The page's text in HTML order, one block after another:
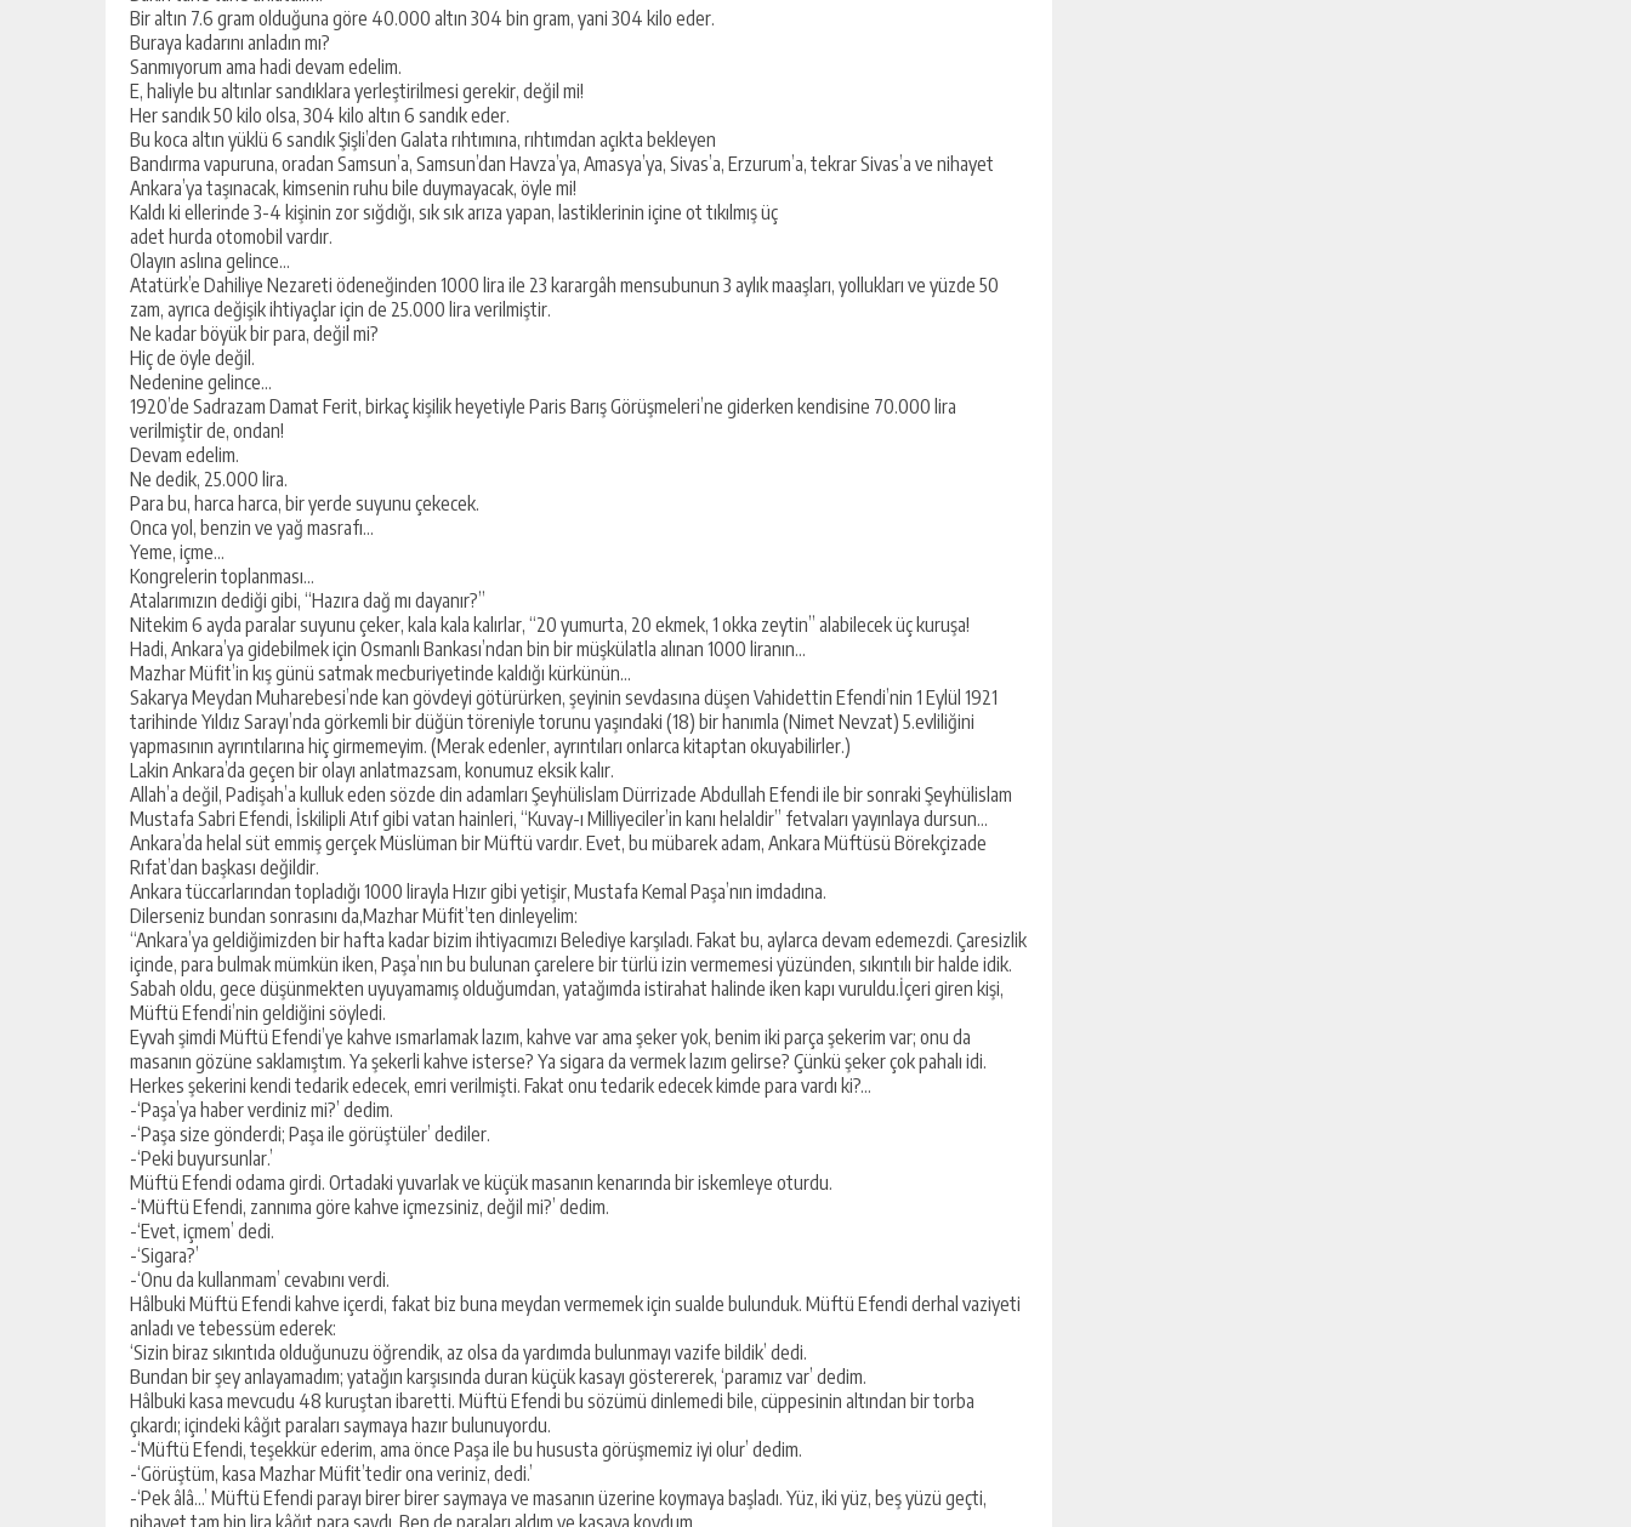
Bir altın 7.6 gram olduğuna göre 40.000 altın 304 bin gram, yani 304 kilo eder.
Buraya kadarını anladın mı?
Sanmıyorum ama hadi devam edelim.
E, haliyle bu altınlar sandıklara yerleştirilmesi gerekir, değil mi!
Her sandık 50 kilo olsa, 304 kilo altın 6 sandık eder.
Bu koca altın yüklü 6 sandık Şişli’den Galata rıhtımına, rıhtımdan açıkta bekleyen
Bandırma vapuruna, oradan Samsun’a, Samsun’dan Havza’ya, Amasya’ya, Sivas’a, Erzurum’a, tekrar Sivas’a ve nihayet
Ankara’ya taşınacak, kimsenin ruhu bile duymayacak, öyle mi!
Kaldı ki ellerinde 3-4 kişinin zor sığdığı, sık sık arıza yapan, lastiklerinin içine ot tıkılmış üç
adet hurda otomobil vardır.
Olayın aslına gelince…
Atatürk’e Dahiliye Nezareti ödeneğinden 1000 lira ile 23 karargâh mensubunun 3 aylık maaşları, yollukları ve yüzde 50
zam, ayrıca değişik ihtiyaçlar için de 25.000 lira verilmiştir.
Ne kadar böyük bir para, değil mi?
Hiç de öyle değil.
Nedenine gelince…
1920’de Sadrazam Damat Ferit, birkaç kişilik heyetiyle Paris Barış Görüşmeleri’ne giderken kendisine 70.000 lira
verilmiştir de, ondan!
Devam edelim.
Ne dedik, 25.000 lira.
Para bu, harca harca, bir yerde suyunu çekecek.
Onca yol, benzin ve yağ masrafı…
Yeme, içme…
Kongrelerin toplanması…
Atalarımızın dediği gibi, “Hazıra dağ mı dayanır?”
Nitekim 6 ayda paralar suyunu çeker, kala kala kalırlar, “20 yumurta, 20 ekmek, 1 okka zeytin” alabilecek üç kuruşa!
Hadi, Ankara’ya gidebilmek için Osmanlı Bankası’ndan bin bir müşkülatla alınan 1000 liranın…
Mazhar Müfit’in kış günü satmak mecburiyetinde kaldığı kürkünün…
Sakarya Meydan Muharebesi’nde kan gövdeyi götürürken, şeyinin sevdasına düşen Vahidettin Efendi’nin 1 Eylül 1921
tarihinde Yıldız Sarayı’nda görkemli bir düğün töreniyle torunu yaşındaki (18) bir hanımla (Nimet Nevzat) 5.evliliğini
yapmasının ayrıntılarına hiç girmemeyim. (Merak edenler, ayrıntıları onlarca kitaptan okuyabilirler.)
Lakin Ankara’da geçen bir olayı anlatmazsam, konumuz eksik kalır.
Allah’a değil, Padişah’a kulluk eden sözde din adamları Şeyhülislam Dürrizade Abdullah Efendi ile bir sonraki Şeyhülislam
Mustafa Sabri Efendi, İskilipli Atıf gibi vatan hainleri, “Kuvay-ı Milliyeciler’in kanı helaldir” fetvaları yayınlaya dursun…
Ankara’da helal süt emmiş gerçek Müslüman bir Müftü vardır. Evet, bu mübarek adam, Ankara Müftüsü Börekçizade
Rıfat’dan başkası değildir.
Ankara tüccarlarından topladığı 1000 lirayla Hızır gibi yetişir, Mustafa Kemal Paşa’nın imdadına.
Dilerseniz bundan sonrasını da,Mazhar Müfit’ten dinleyelim:
“Ankara’ya geldiğimizden bir hafta kadar bizim ihtiyacımızı Belediye karşıladı. Fakat bu, aylarca devam edemezdi. Çaresizlik
içinde, para bulmak mümkün iken, Paşa’nın bu bulunan çarelere bir türlü izin vermemesi yüzünden, sıkıntılı bir halde idik.
Sabah oldu, gece düşünmekten uyuyamamış olduğumdan, yatağımda istirahat halinde iken kapı vuruldu.İçeri giren kişi,
Müftü Efendi’nin geldiğini söyledi.
Eyvah şimdi Müftü Efendi’ye kahve ısmarlamak lazım, kahve var ama şeker yok, benim iki parça şekerim var; onu da
masanın gözüne saklamıştım. Ya şekerli kahve isterse? Ya sigara da vermek lazım gelirse? Çünkü şeker çok pahalı idi.
Herkes şekerini kendi tedarik edecek, emri verilmişti. Fakat onu tedarik edecek kimde para vardı ki?…
-‘Paşa’ya haber verdiniz mi?’ dedim.
-‘Paşa size gönderdi; Paşa ile görüştüler’ dediler.
-‘Peki buyursunlar.’
Müftü Efendi odama girdi. Ortadaki yuvarlak ve küçük masanın kenarında bir iskemleye oturdu.
-‘Müftü Efendi, zannıma göre kahve içmezsiniz, değil mi?’ dedim.
-‘Evet, içmem’ dedi.
-‘Sigara?’
-‘Onu da kullanmam’ cevabını verdi.
Hâlbuki Müftü Efendi kahve içerdi, fakat biz buna meydan vermemek için sualde bulunduk. Müftü Efendi derhal vaziyeti
anladı ve tebessüm ederek:
‘Sizin biraz sıkıntıda olduğunuzu öğrendik, az olsa da yardımda bulunmayı vazife bildik’ dedi.
Bundan bir şey anlayamadım; yatağın karşısında duran küçük kasayı göstererek, ‘paramız var’ dedim.
Hâlbuki kasa mevcudu 48 kuruştan ibaretti. Müftü Efendi bu sözümü dinlemedi bile, cüppesinin altından bir torba
çıkardı; içindeki kâğıt paraları saymaya hazır bulunuyordu.
-‘Müftü Efendi, teşekkür ederim, ama önce Paşa ile bu hususta görüşmemiz iyi olur’ dedim.
-‘Görüştüm, kasa Mazhar Müfit’tedir ona veriniz, dedi.’
-‘Pek âlâ…’ Müftü Efendi parayı birer birer saymaya ve masanın üzerine koymaya başladı. Yüz, iki yüz, beş yüzü geçti,
nihayet tam bin lira kâğıt para saydı. Ben de paraları aldım ve kasaya koydum.